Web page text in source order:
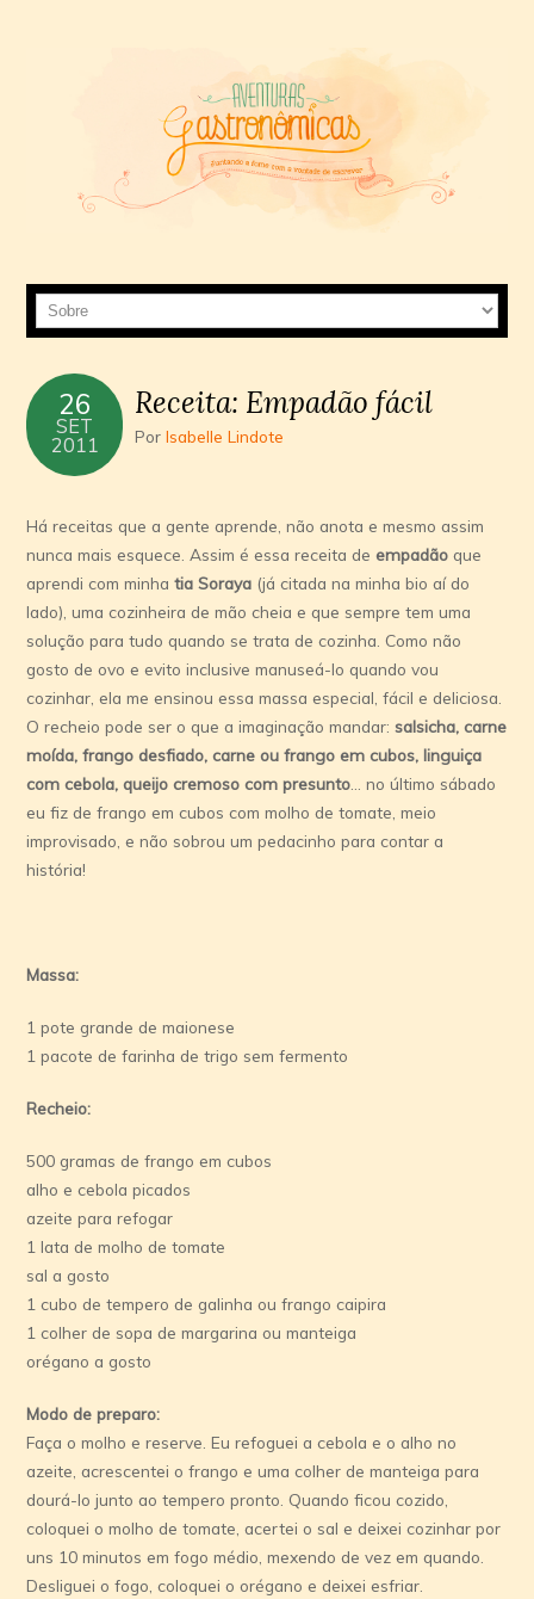
26
SET
2011
Receita: Empadão fácil
PorIsabelle Lindote
Há receitas que a gente aprende, não anota e mesmo assim
nunca mais esquece. Assim é essa receita deempadãoque
aprendi com minhatia Soraya (já citada na minha bio aí do
lado), uma cozinheira de mão cheia e que sempre tem uma
solução para tudo quando se trata de cozinha. Como não
gosto de ovo e evito inclusive manuseá-lo quando vou
cozinhar, ela me ensinou essa massa especial, fácil e deliciosa.
O recheio pode ser o que a imaginação mandar: salsicha, carne
moída, frango desfiado, carne ou frango em cubos, linguiça
com cebola, queijo cremoso com presunto … no último sábado
eu fiz de frango em cubos com molho de tomate, meio
improvisado, e não sobrou um pedacinho para contar a
história!
Massa:
1 pote grande de maionese
1 pacote de farinha de trigo sem fermento
Recheio:
500 gramas de frango em cubos
alho e cebola picados
azeite para refogar
1 lata de molho de tomate
sal a gosto
1 cubo de tempero de galinha ou frango caipira
1 colher de sopa de margarina ou manteiga
orégano a gosto
Modo de preparo:
Faça o molho e reserve. Eu refoguei a cebola e o alho no
azeite, acrescentei o frango e uma colher de manteiga para
dourá-lo junto ao tempero pronto. Quando ficou cozido,
coloquei o molho de tomate, acertei o sal e deixei cozinhar por
uns 10 minutos em fogo médio, mexendo de vez em quando.
Desliguei o fogo, coloquei o orégano e deixei esfriar.